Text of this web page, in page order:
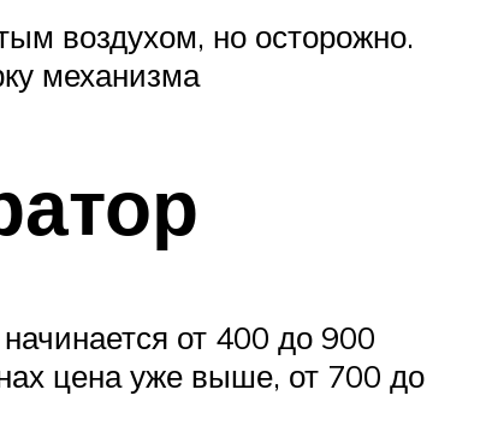
воздухом, но осторожно.
механизма
от 400 до 900
цена уже выше, от 700 до